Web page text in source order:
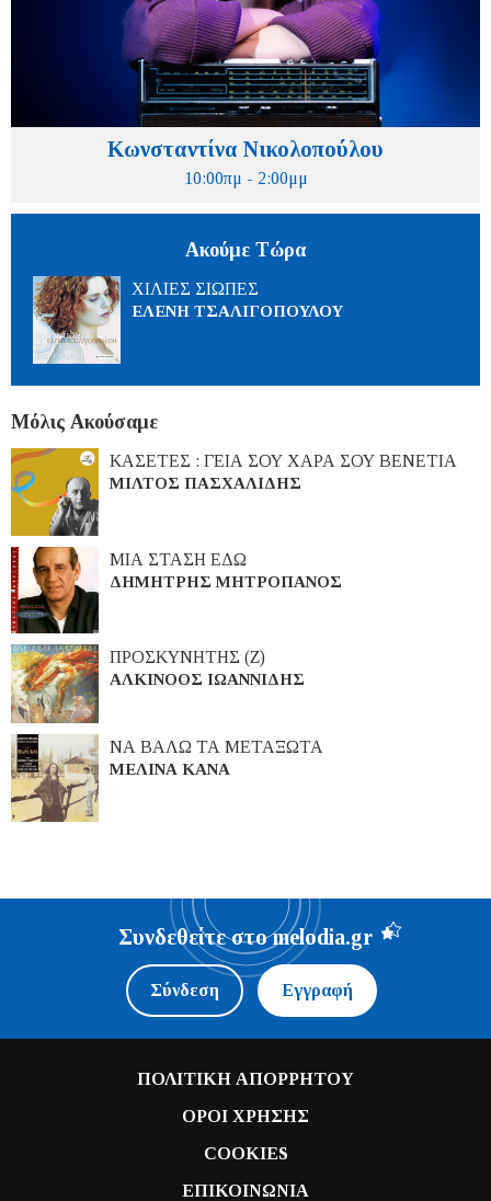
Κωνσταντίνα Νικολοπούλου
10:00πμ - 2:00μμ
Ακούμε Τώρα
ΧΙΛΙΕΣ ΣΙΩΠΕΣ
ΕΛΕΝΗ ΤΣΑΛΙΓΟΠΟΥΛΟΥ
Μόλις Ακούσαμε
ΚΑΣΕΤΕΣ : ΓΕΙΑ ΣΟΥ ΧΑΡΑ ΣΟΥ ΒΕΝΕΤΙΑ
ΜΙΛΤΟΣ ΠΑΣΧΑΛΙΔΗΣ
ΜΙΑ ΣΤΑΣΗ ΕΔΩ
ΔΗΜΗΤΡΗΣ ΜΗΤΡΟΠΑΝΟΣ
ΠΡΟΣΚΥΝΗΤΗΣ (Ζ)
ΑΛΚΙΝΟΟΣ ΙΩΑΝΝΙΔΗΣ
ΝΑ ΒΑΛΩ ΤΑ ΜΕΤΑΞΩΤΑ
ΜΕΛΙΝΑ ΚΑΝΑ
Συνδεθείτε στο melodia.gr
Σύνδεση Εγγραφή
ΠΟΛΙΤΙΚΗ ΑΠΟΡΡΗΤΟΥ
ΟΡΟΙ ΧΡΗΣΗΣ
COOKIES
ΕΠΙΚΟΙΝΩΝΙΑ